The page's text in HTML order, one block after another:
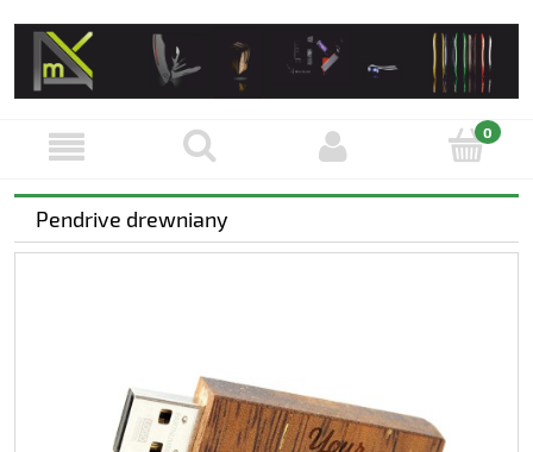
Pendrive drewniany